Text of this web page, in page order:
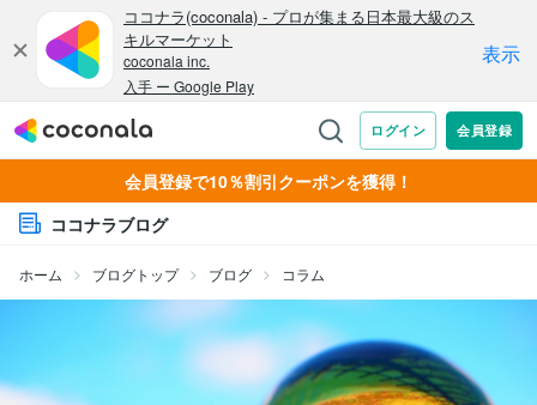
会員登録で10％割引クーポンを獲得！
ココナラブログ
ホーム ブログトップ ブログ コラム